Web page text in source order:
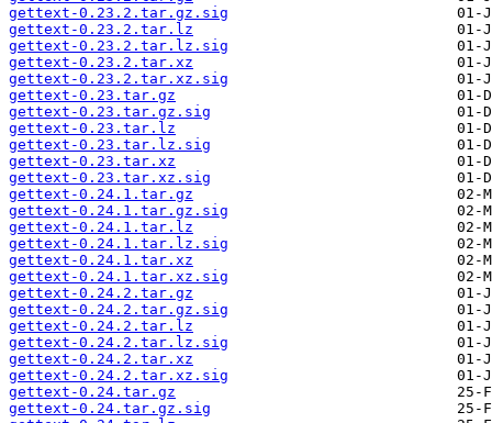
gettext-0.23.2.tar.gz.sig
gettext-0.23.2.tar.lz
gettext-0.23.2.tar.lz.sig
gettext-0.23.2.tar.xz
gettext-0.23.2.tar.xz.sig
gettext-0.23.tar.gz
gettext-0.23.tar.gz.sig
gettext-0.23.tar.lz
gettext-0.23.tar.lz.sig
gettext-0.23.tar.xz
gettext-0.23.tar.xz.sig
gettext-0.24.1.tar.gz
gettext-0.24.1.tar.gz.sig
gettext-0.24.1.tar.lz
gettext-0.24.1.tar.lz.sig
gettext-0.24.1.tar.xz
gettext-0.24.1.tar.xz.sig
gettext-0.24.2.tar.gz
gettext-0.24.2.tar.gz.sig
gettext-0.24.2.tar.lz
gettext-0.24.2.tar.lz.sig
gettext-0.24.2.tar.xz
gettext-0.24.2.tar.xz.sig
gettext-0.24.tar.gz
gettext-0.24.tar.gz.sig